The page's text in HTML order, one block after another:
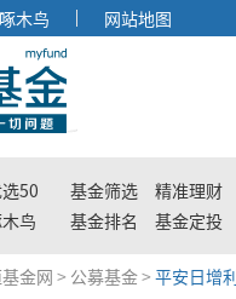
啄木鸟 网站地图
50 基金筛选
精准理财
鸟
基金排名 基金定投
金网> 公募基金> 平安日增